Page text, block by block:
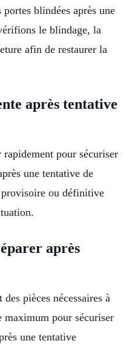
blindées après une
le blindage, la
afin de restaurer la
après tentative
pour sécuriser
une tentative de
ou définitive
après
pièces nécessaires à
maximum pour sécuriser
une tentative